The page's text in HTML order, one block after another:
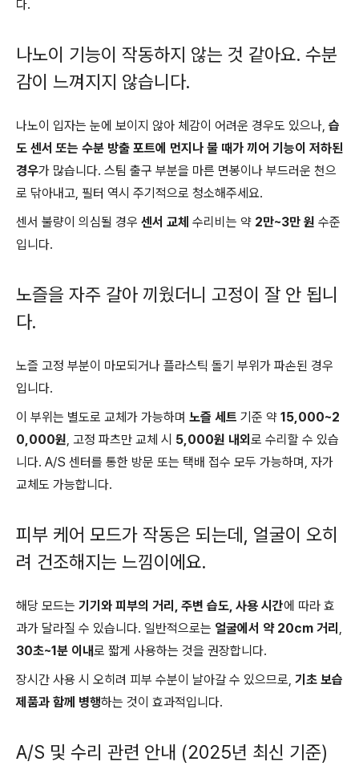
다.
나노이 기능이 작동하지 않는 것 같아요. 수분
감이 느껴지지 않습니다.
나노이 입자는 눈에 보이지 않아 체감이 어려운 경우도 있으나, 습
도 센서 또는 수분 방출 포트에 먼지나 물 때가 끼어 기능이 저하된
경우가 많습니다. 스팀 출구 부분을 마른 면봉이나 부드러운 천으
로 닦아내고, 필터 역시 주기적으로 청소해주세요.
센서 불량이 의심될 경우 센서 교체 수리비는 약 2만~3만 원 수준
입니다.
노즐을 자주 갈아 끼웠더니 고정이 잘 안 됩니
다.
노즐 고정 부분이 마모되거나 플라스틱 돌기 부위가 파손된 경우
입니다.
이 부위는 별도로 교체가 가능하며 노즐 세트 기준 약 15,000~2
0,000원, 고정 파츠만 교체 시 5,000원 내외 로 수리할 수 있습
니다. A/S 센터를 통한 방문 또는 택배 접수 모두 가능하며, 자가
교체도 가능합니다.
피부 케어 모드가 작동은 되는데, 얼굴이 오히
려 건조해지는 느낌이에요.
해당 모드는 기기와 피부의 거리, 주변 습도, 사용 시간에 따라 효
과가 달라질 수 있습니다. 일반적으로는 얼굴에서 약 20cm 거리 ,
30초~1분 이내로 짧게 사용하는 것을 권장합니다.
장시간 사용 시 오히려 피부 수분이 날아갈 수 있으므로, 기초 보습
제품과 함께 병행하는 것이 효과적입니다.
A/S 및 수리 관련 안내 (2025년 최신 기준)